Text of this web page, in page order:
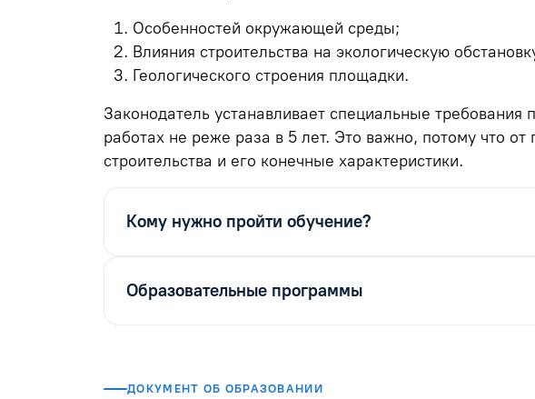
Особенностей окружающей среды;
Влияния строительства на экологическую
Геологического строения площадки.
Законодатель устанавливает специальные требования
работах не реже раза в 5 лет. Это важно, потому что
строительства и его конечные характеристики.
Кому нужно пройти обучение?
Образовательные программы
ДОКУМЕНТ ОБ ОБРАЗОВАНИИ